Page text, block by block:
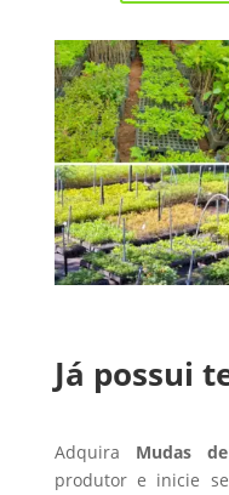
Já possui
Adquira Mudas
produtor e inicie